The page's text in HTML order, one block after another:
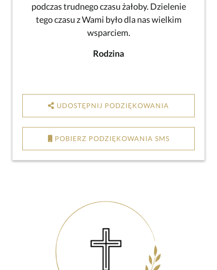
podczas trudnego czasu żałoby. Dzielenie
tego czasu z Wami było dla nas wielkim
wsparciem.
Rodzina
UDOSTĘPNIJ PODZIĘKOWANIA
POBIERZ PODZIĘKOWANIA SMS